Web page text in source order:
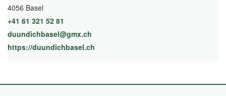
4056 Basel
+41 61 321 52 81
duundichbasel@gmx.ch
https://duundichbasel.ch